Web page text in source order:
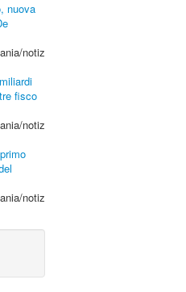
nuova
notiz
fisco
notiz
notiz